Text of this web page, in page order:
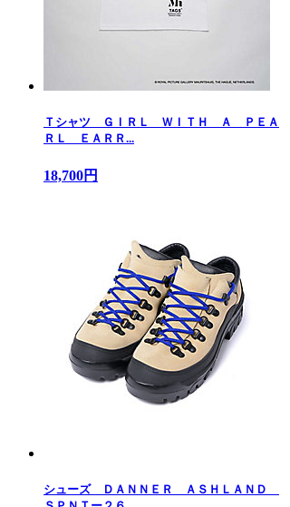
Ｔシャツ ＧＩＲＬ ＷＩＴＨ Ａ ＰＥＡ
ＲＬ ＥＡＲＲ...
18,700円
シューズ ＤＡＮＮＥＲ ＡＳＨＬＡＮＤ